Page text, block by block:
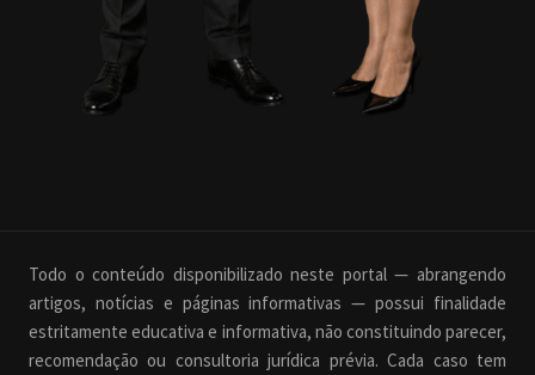
Todo o conteúdo disponibilizado neste portal — abrangendo
artigos, notícias e páginas informativas — possui finalidade
estritamente educativa e informativa, não constituindo parecer,
recomendação ou consultoria jurídica prévia. Cada caso tem